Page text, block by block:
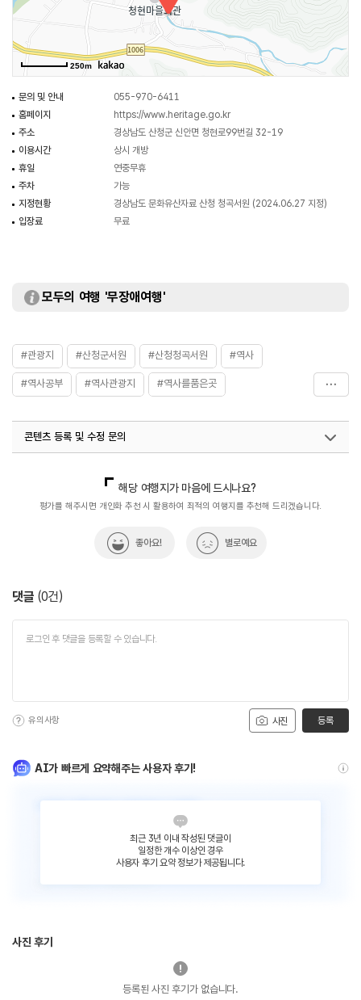
절충식 공포를 사용하였으며 치장과 화려함을 추구한 근대기 건축 기법이
나타난다. 서부 경남을 중심으로 활동한 지방 목수 기법이 반영된 특색 있는
문화유산으로 건축·학술적 가치가 높아 2024년 6월 27일에 경상남도
문화유산자료로 지정되었다.
250m
문의 및 안내
055-970-6411
홈페이지
https://www.heritage.go.kr
주소
경상남도 산청군 신안면 청현로99번길 32-19
이용시간
상시 개방
휴일
연중무휴
주차
가능
지정현황
경상남도 문화유산자료 산청 청곡서원 (2024.06.27 지정)
입장료
무료
모두의 여행 '무장애여행'
#관광지 #산청군서원 #산청청곡서원 #역사
#역사공부 #역사관광지 #역사를품은곳
#역사이야기 #역사탐험
콘텐츠 등록 및 수정 문의
해당 여행지가 마음에 드시나요?
평가를 해주시면 개인화 추천 시 활용하여 최적의 여행지를 추천해 드리겠습니다.
좋아요! 별로예요
댓글 (0건)
사진
유의사항 등록
AI가 빠르게 요약해주는 사용자 후기!
최근 3년 이내 작성된 댓글이
일정한 개수 이상인 경우
사용자 후기 요약 정보가 제공됩니다.
사진 후기
등록된 사진 후기가 없습니다.